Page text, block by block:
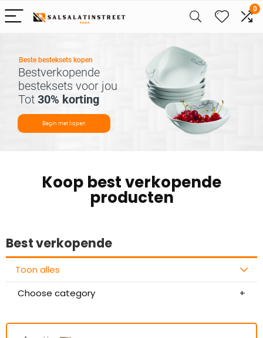
0
Bestverkopende
besteksets voor jou
Tot 30% korting
Beste besteksets kopen
Begin met kopen
Koop best verkopende
producten
Best verkopende
Toon alles
Choose category